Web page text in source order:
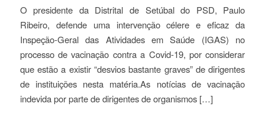
O presidente da Distrital de Setúbal do PSD, Paulo
Ribeiro, defende uma intervenção célere e eficaz da
Inspeção-Geral das Atividades em Saúde (IGAS) no
processo de vacinação contra a Covid-19, por considerar
que estão a existir “desvios bastante graves” de dirigentes
de instituições nesta matéria.As notícias de vacinação
indevida por parte de dirigentes de organismos […]